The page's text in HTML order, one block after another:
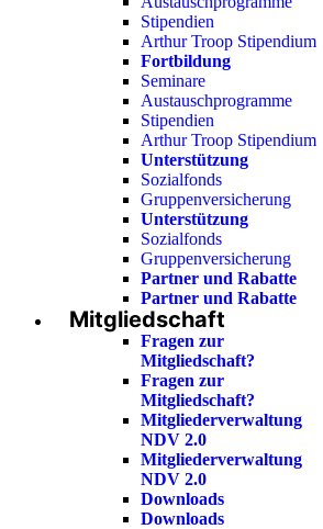
Stipendien
Arthur Troop Stipendium
Fortbildung
Seminare
Austauschprogramme
Stipendien
Arthur Troop Stipendium
Unterstützung
Sozialfonds
Gruppenversicherung
Unterstützung
Sozialfonds
Gruppenversicherung
Partner und Rabatte
Partner und Rabatte
Mitgliedschaft
Fragen zur
Mitgliedschaft?
Fragen zur
Mitgliedschaft?
Mitgliederverwaltung
NDV 2.0
Mitgliederverwaltung
NDV 2.0
Downloads
Downloads